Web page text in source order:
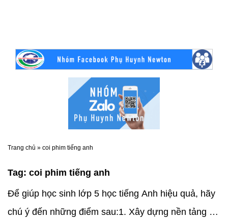
Trang chủ » coi phim tiếng anh
Tag: coi phim tiếng anh
Để giúp học sinh lớp 5 học tiếng Anh hiệu quả, hãy
chú ý đến những điểm sau:1. Xây dựng nền tảng từ